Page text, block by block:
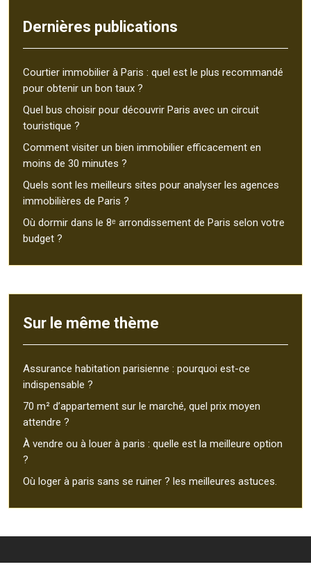
Dernières publications
Courtier immobilier à Paris : quel est le plus recommandé
pour obtenir un bon taux ?
Quel bus choisir pour découvrir Paris avec un circuit
touristique ?
Comment visiter un bien immobilier efficacement en
moins de 30 minutes ?
Quels sont les meilleurs sites pour analyser les agences
immobilières de Paris ?
Où dormir dans le 8ᵉ arrondissement de Paris selon votre
budget ?
Sur le même thème
Assurance habitation parisienne : pourquoi est-ce
indispensable ?
70 m² d’appartement sur le marché, quel prix moyen
attendre ?
À vendre ou à louer à paris : quelle est la meilleure option
?
Où loger à paris sans se ruiner ? les meilleures astuces.